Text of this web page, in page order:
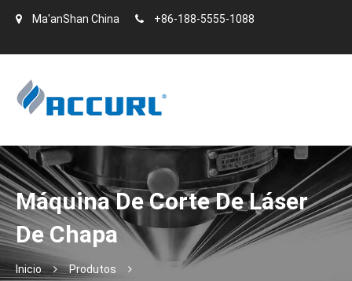
Ma'anShan China +86-188-5555-1088
Máquina De Corte De Láser
De Chapa
Inicio Produtos